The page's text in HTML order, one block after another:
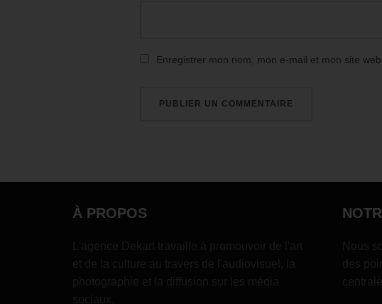
Enregistrer mon nom, mon e-mail et mon site
À PROPOS